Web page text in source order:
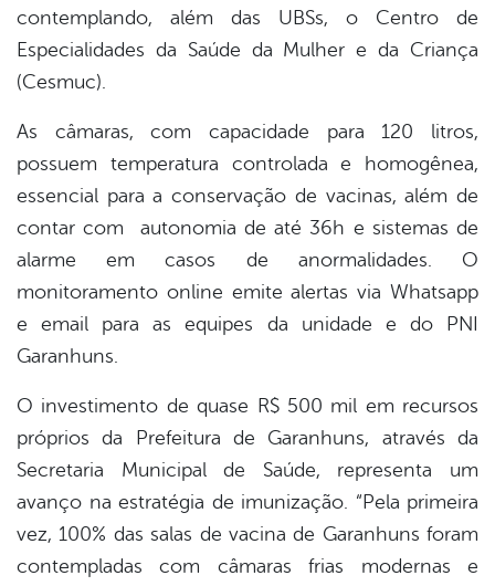
contemplando, além das UBSs, o Centro de
Especialidades da Saúde da Mulher e da Criança
(Cesmuc).
As câmaras, com capacidade para 120 litros,
possuem temperatura controlada e homogênea,
essencial para a conservação de vacinas, além de
contar com autonomia de até 36h e sistemas de
alarme em casos de anormalidades. O
monitoramento online emite alertas via Whatsapp
e email para as equipes da unidade e do PNI
Garanhuns.
O investimento de quase R$ 500 mil em recursos
próprios da Prefeitura de Garanhuns, através da
Secretaria Municipal de Saúde, representa um
avanço na estratégia de imunização. “Pela primeira
vez, 100% das salas de vacina de Garanhuns foram
contempladas com câmaras frias modernas e